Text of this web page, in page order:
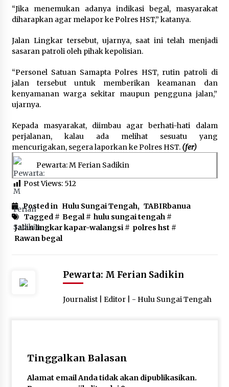
“Jika menemukan adanya indikasi begal, masyarakat
diharapkan agar melapor ke Polres HST,” katanya.
Jalan Lingkar tersebut, ujarnya, saat ini telah menjadi
sasaran patroli oleh pihak kepolisian.
“Personel Satuan Samapta Polres HST, rutin patroli di
jalan tersebut untuk memberikan keamanan dan
kenyamanan warga sekitar maupun pengguna jalan,”
ujarnya.
Kepada masyarakat, diimbau agar berhati-hati dalam
perjalanan, kalau ada melihat sesuatu yang
mencurigakan, segera laporkan ke Polres HST. (fer)
Pewarta: M Ferian Sadikin
Post Views: 512
Posted in Hulu Sungai Tengah, TABIRbanua
Tagged # Begal# hulu sungai tengah #
Jalan lingkar kapar-walangsi# polres hst #
Rawan begal
Pewarta: M Ferian Sadikin
Journalist | Editor | - Hulu Sungai Tengah
Tinggalkan Balasan
Alamat email Anda tidak akan dipublikasikan.